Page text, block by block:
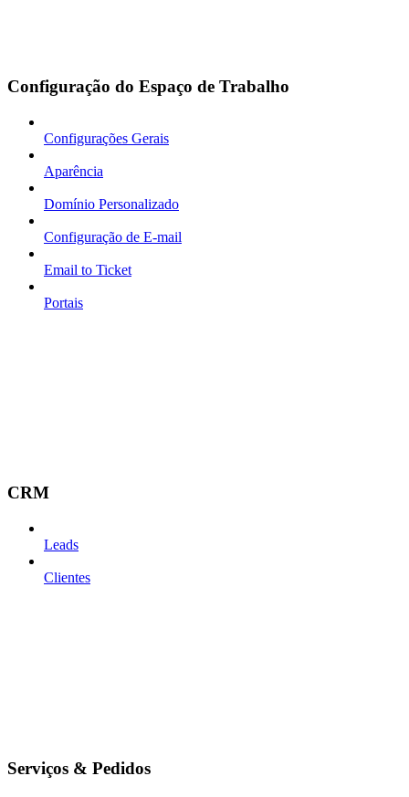
Configuração do Espaço de Trabalho
Configurações Gerais
Aparência
Domínio Personalizado
Configuração de E-mail
Email to Ticket
Portais
CRM
Leads
Clientes
Serviços & Pedidos